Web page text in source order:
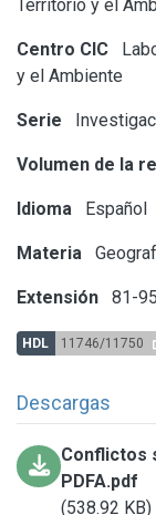
Territorio y el
Centro CIC
y el Ambiente
Serie
Volumen de la
Idioma Español
Materia
Extensión 81-95
HDL 11746/11750
Descargas
Conflictos
PDFA.pdf
(538.92 KB)